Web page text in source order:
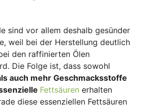
sind vor allem deshalb gesünder
weil bei der Herstellung deutlich
den raffinierten Ölen
Die Folge ist, dass sowohl
auch mehr Geschmacksstoffe
Fettsäuren erhalten
diese essenziellen Fettsäuren